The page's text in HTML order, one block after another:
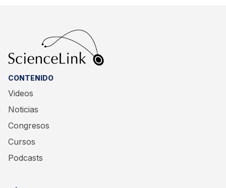
CONTENIDO
Videos
Noticias
Congresos
Cursos
Podcasts